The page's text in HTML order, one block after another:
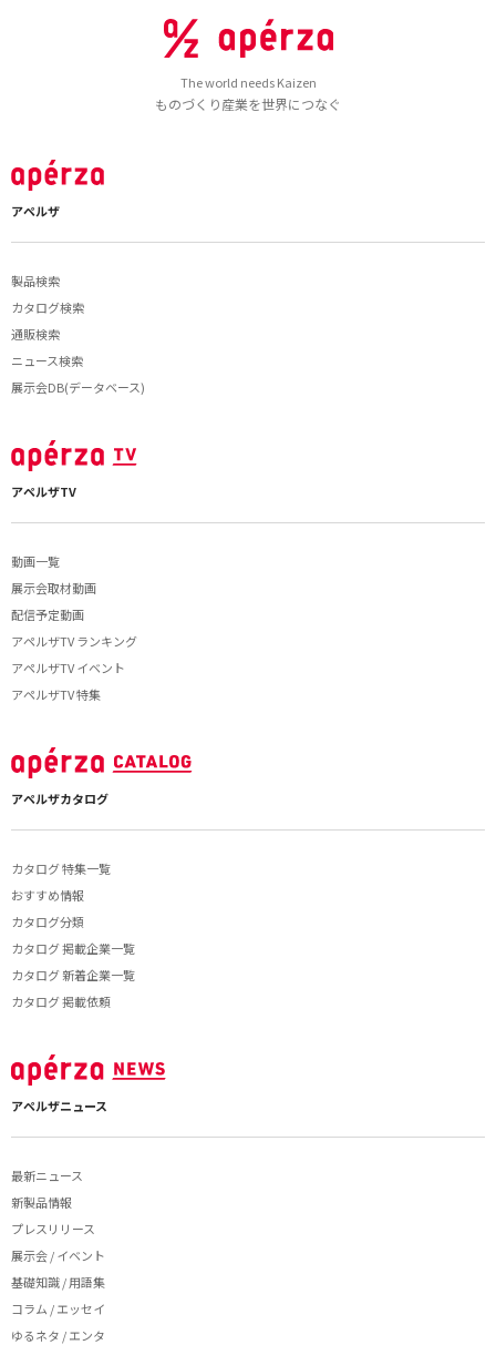
The world needs Kaizen
ものづくり産業を世界につなぐ
アペルザ
製品検索
カタログ検索
通販検索
ニュース検索
展示会DB(データベース)
アペルザTV
動画一覧
展示会取材動画
配信予定動画
アペルザTV ランキング
アペルザTV イベント
アペルザTV 特集
アペルザカタログ
カタログ 特集一覧
おすすめ情報
カタログ分類
カタログ 掲載企業一覧
カタログ 新着企業一覧
カタログ 掲載依頼
アペルザニュース
最新ニュース
新製品情報
プレスリリース
展示会 / イベント
基礎知識 / 用語集
コラム / エッセイ
ゆるネタ / エンタ